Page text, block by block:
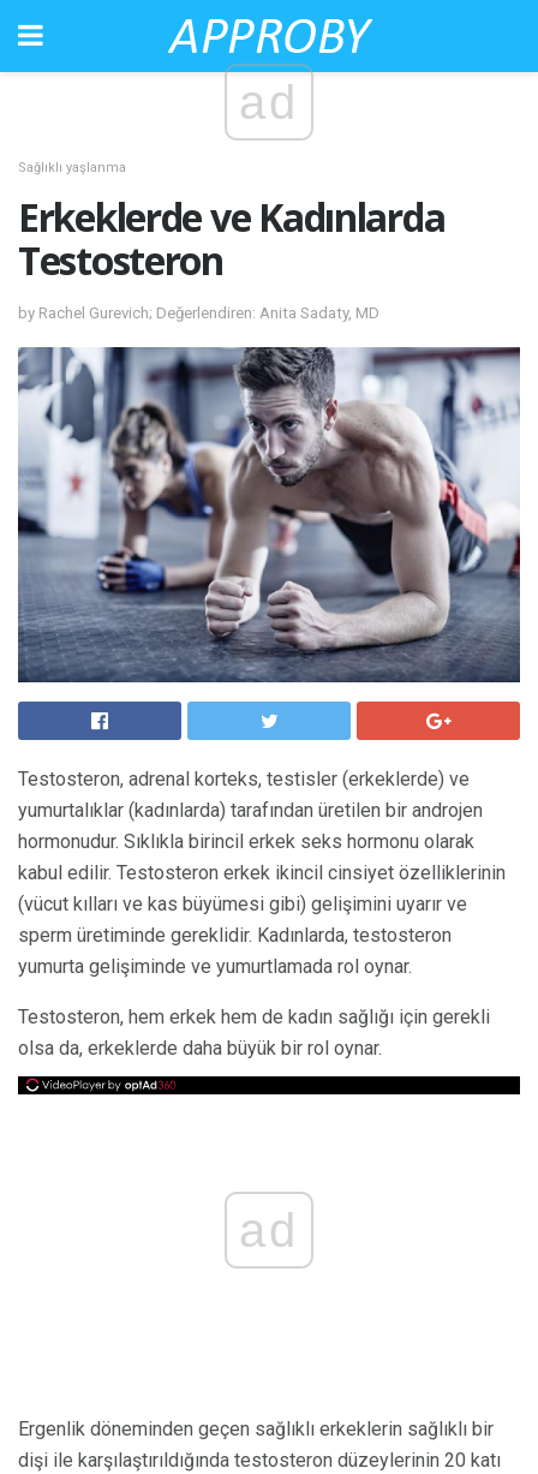
ad
Sağlıklı yaşlanma
Erkeklerde ve Kadınlarda
Testosteron
by Rachel Gurevich; Değerlendiren: Anita Sadaty, MD
Testosteron, adrenal korteks, testisler (erkeklerde) ve
yumurtalıklar (kadınlarda) tarafından üretilen bir androjen
hormonudur. Sıklıkla birincil erkek seks hormonu olarak
kabul edilir. Testosteron erkek ikincil cinsiyet özelliklerinin
(vücut kılları ve kas büyümesi gibi) gelişimini uyarır ve
sperm üretiminde gereklidir. Kadınlarda, testosteron
yumurta gelişiminde ve yumurtlamada rol oynar.
Testosteron, hem erkek hem de kadın sağlığı için gerekli
olsa da, erkeklerde daha büyük bir rol oynar.
ad
Ergenlik döneminden geçen sağlıklı erkeklerin sağlıklı bir
dişi ile karşılaştırıldığında testosteron düzeylerinin 20 katı